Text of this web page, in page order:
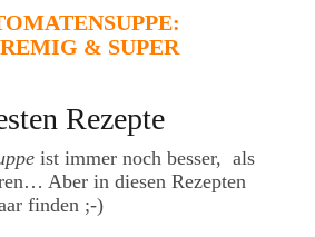
& SUPER
Rezepte
ist immer noch besser, als
Aber in diesen Rezepten
finden ;-)